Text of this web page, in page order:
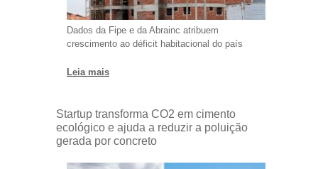
Dados da Fipe e da Abrainc atribuem
crescimento ao déficit habitacional do país
Leia mais
Startup transforma CO2 em cimento
ecológico e ajuda a reduzir a poluição
gerada por concreto